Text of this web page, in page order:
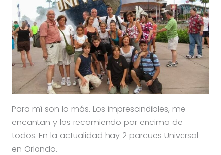
Para mí son lo más. Los imprescindibles, me
encantan y los recomiendo por encima de
todos. En la actualidad hay 2 parques Universal
en Orlando.